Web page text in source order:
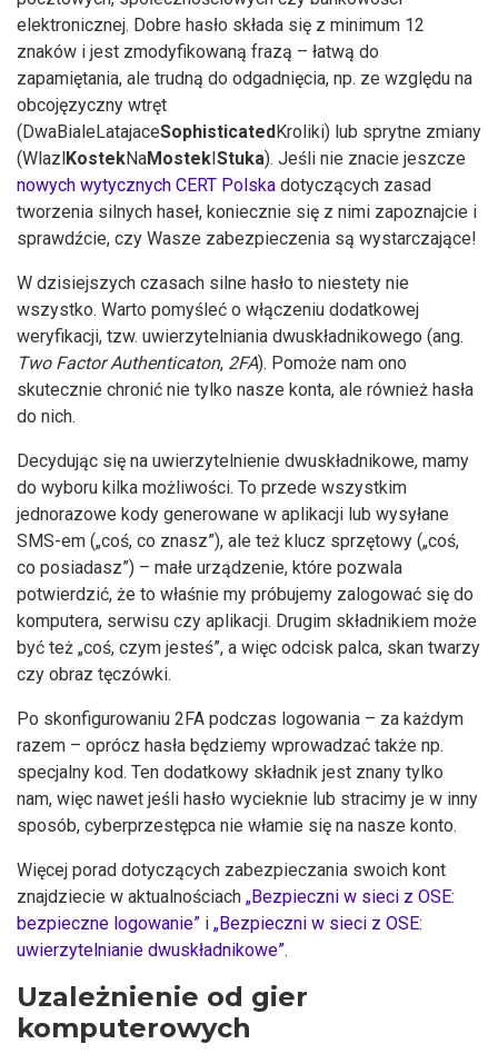
elektronicznej. Dobre hasło składa się z minimum 12
znaków i jest zmodyfikowaną frazą – łatwą do
zapamiętania, ale trudną do odgadnięcia, np. ze względu na
obcojęzyczny wtręt
(DwaBialeLatajaceSophisticatedKroliki) lub sprytne zmiany
(WlazlKostekNaMostekIStuka). Jeśli nie znacie jeszcze
nowych wytycznych CERT Polska dotyczących zasad
tworzenia silnych haseł, koniecznie się z nimi zapoznajcie i
sprawdźcie, czy Wasze zabezpieczenia są wystarczające!
W dzisiejszych czasach silne hasło to niestety nie
wszystko. Warto pomyśleć o włączeniu dodatkowej
weryfikacji, tzw. uwierzytelniania dwuskładnikowego (ang.
Two Factor Authenticaton, 2FA). Pomoże nam ono
skutecznie chronić nie tylko nasze konta, ale również hasła
do nich.
Decydując się na uwierzytelnienie dwuskładnikowe, mamy
do wyboru kilka możliwości. To przede wszystkim
jednorazowe kody generowane w aplikacji lub wysyłane
SMS-em („coś, co znasz”), ale też klucz sprzętowy („coś,
co posiadasz”) – małe urządzenie, które pozwala
potwierdzić, że to właśnie my próbujemy zalogować się do
komputera, serwisu czy aplikacji. Drugim składnikiem może
być też „coś, czym jesteś”, a więc odcisk palca, skan twarzy
czy obraz tęczówki.
Po skonfigurowaniu 2FA podczas logowania – za każdym
razem – oprócz hasła będziemy wprowadzać także np.
specjalny kod. Ten dodatkowy składnik jest znany tylko
nam, więc nawet jeśli hasło wycieknie lub stracimy je w inny
sposób, cyberprzestępca nie włamie się na nasze konto.
Więcej porad dotyczących zabezpieczania swoich kont
znajdziecie w aktualnościach „Bezpieczni w sieci z OSE:
bezpieczne logowanie” i „Bezpieczni w sieci z OSE:
uwierzytelnianie dwuskładnikowe”.
Uzależnienie od gier
komputerowych